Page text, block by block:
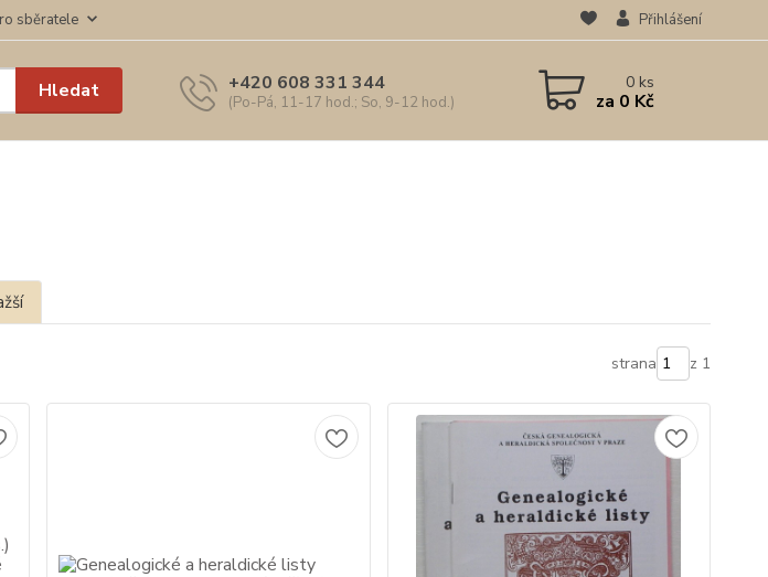
sběratele Přihlášení
Hledat +420 608 331 344
(Po-Pá, 11-17 hod.; So, 9-12 hod.)
0ks
za 0 Kč
strana z 1